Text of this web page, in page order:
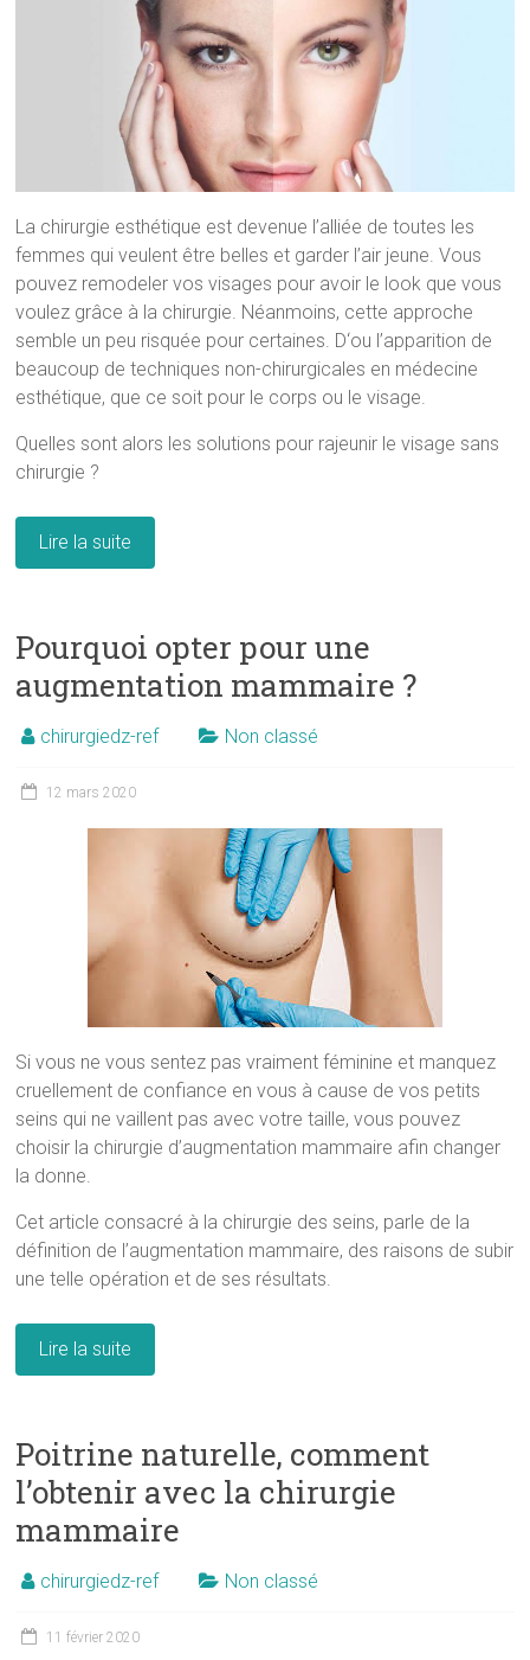
La chirurgie esthétique est devenue l’alliée de toutes les
femmes qui veulent être belles et garder l’air jeune. Vous
pouvez remodeler vos visages pour avoir le look que vous
voulez grâce à la chirurgie. Néanmoins, cette approche
semble un peu risquée pour certaines. D‘ou l’apparition de
beaucoup de techniques non-chirurgicales en médecine
esthétique, que ce soit pour le corps ou le visage.
Quelles sont alors les solutions pour rajeunir le visage sans
chirurgie ?
Lire la suite
Pourquoi opter pour une
augmentation mammaire ?
chirurgiedz-ref Non classé
12 mars 2020
Si vous ne vous sentez pas vraiment féminine et manquez
cruellement de confiance en vous à cause de vos petits
seins qui ne vaillent pas avec votre taille, vous pouvez
choisir la chirurgie d’augmentation mammaire afin changer
la donne.
Cet article consacré à la chirurgie des seins, parle de la
définition de l’augmentation mammaire, des raisons de subir
une telle opération et de ses résultats.
Lire la suite
Poitrine naturelle, comment
l’obtenir avec la chirurgie
mammaire
chirurgiedz-ref Non classé
11 février 2020